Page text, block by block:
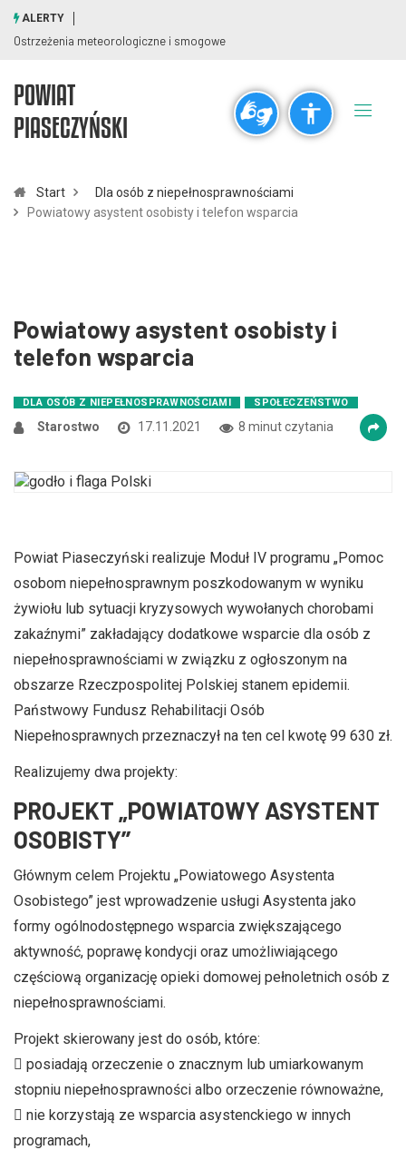
visibility_off title
Rozdzielczość
Czcionki
remove_circle_outline
Zmniejsz czcionkę
add_circle_outline
Zwiększ czcionkę
Bardziej czytelny tekst
brightness_high brightness_low
Odnośniki
format_underlined
Zresetuj wszystkie opcjeDeklaracja dostępności
ALERTY
Ostrzeżenia meteorologiczne i smogowe
POWIAT
PIASECZYŃSKI
Start
Dla osób z niepełnosprawnościami
Powiatowy asystent osobisty i telefon wsparcia
Powiatowy asystent osobisty i
telefon wsparcia
DLA OSÓB Z NIEPEŁNOSPRAWNOŚCIAMI SPOŁECZEŃSTWO
Starostwo 17.11.2021 8 minut czytania
Powiat Piaseczyński realizuje Moduł IV programu „Pomoc
osobom niepełnosprawnym poszkodowanym w wyniku
żywiołu lub sytuacji kryzysowych wywołanych chorobami
zakaźnymi” zakładający dodatkowe wsparcie dla osób z
niepełnosprawnościami w związku z ogłoszonym na
obszarze Rzeczpospolitej Polskiej stanem epidemii.
Państwowy Fundusz Rehabilitacji Osób
Niepełnosprawnych przeznaczył na ten cel kwotę 99 630 zł.
Realizujemy dwa projekty:
PROJEKT „POWIATOWY ASYSTENT
OSOBISTY’’
Głównym celem Projektu „Powiatowego Asystenta
Osobistego” jest wprowadzenie usługi Asystenta jako
formy ogólnodostępnego wsparcia zwiększającego
aktywność, poprawę kondycji oraz umożliwiającego
częściową organizację opieki domowej pełnoletnich osób z
niepełnosprawnościami.
Projekt skierowany jest do osób, które:
 posiadają orzeczenie o znacznym lub umiarkowanym
stopniu niepełnosprawności albo orzeczenie równoważne,
 nie korzystają ze wsparcia asystenckiego w innych
programach,